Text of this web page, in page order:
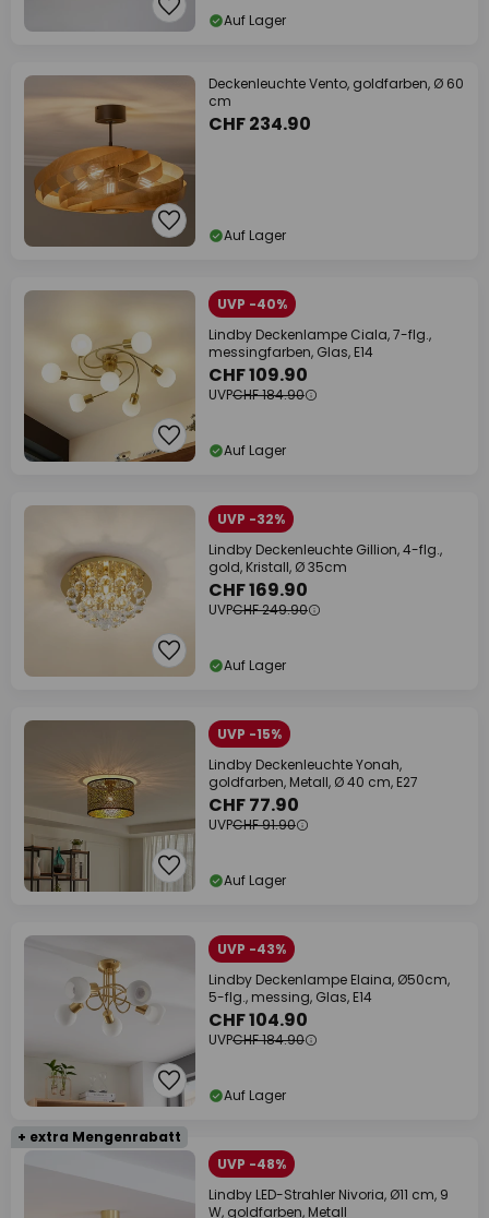
Auf Lager
Deckenleuchte Vento, goldfarben, Ø 60
cm
CHF 234.90
Auf Lager
UVP -40%
Lindby Deckenlampe Ciala, 7-flg.,
messingfarben, Glas, E14
CHF 109.90
UVPCHF 184.90
Auf Lager
UVP -32%
Lindby Deckenleuchte Gillion, 4-flg.,
gold, Kristall, Ø 35cm
CHF 169.90
UVPCHF 249.90
Auf Lager
UVP -15%
Lindby Deckenleuchte Yonah,
goldfarben, Metall, Ø 40 cm, E27
CHF 77.90
UVPCHF 91.90
Auf Lager
UVP -43%
Lindby Deckenlampe Elaina, Ø50cm,
5-flg., messing, Glas, E14
CHF 104.90
UVPCHF 184.90
Auf Lager
+ extra Mengenrabatt
UVP -48%
Lindby LED-Strahler Nivoria, Ø11 cm, 9
W, goldfarben, Metall